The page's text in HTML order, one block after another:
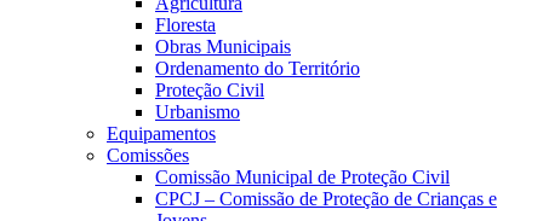
Floresta
Obras Municipais
Ordenamento do Território
Proteção Civil
Urbanismo
Equipamentos
Comissões
Comissão Municipal de Proteção Civil
CPCJ – Comissão de Proteção de Crianças e